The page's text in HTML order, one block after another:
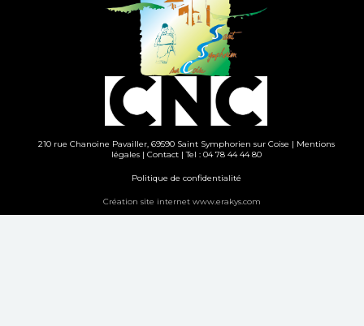
210 rue Chanoine Pavailler, 69590 Saint Symphorien sur Coise | Mentions
légales| Contact| Tel : 04 78 44 44 80
Politique de confidentialité
Création site internet www.erakys.com